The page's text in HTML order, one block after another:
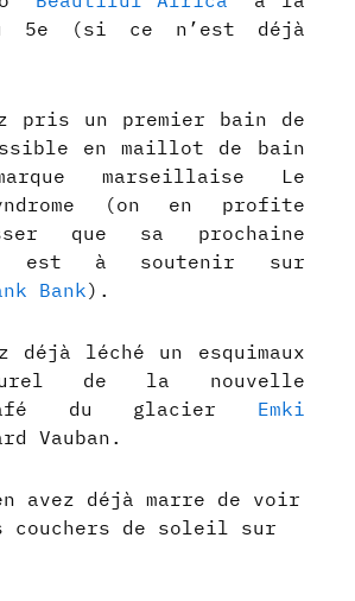
5e (si ce n’est déjà
pris un premier bain de
en maillot de bain
marseillaise Le
(on en profite
que sa prochaine
est à soutenir sur
Bank).
déjà léché un esquimaux
de la nouvelle
café du glacier Emki
Vauban.
avez déjà marre de voir
de soleil sur